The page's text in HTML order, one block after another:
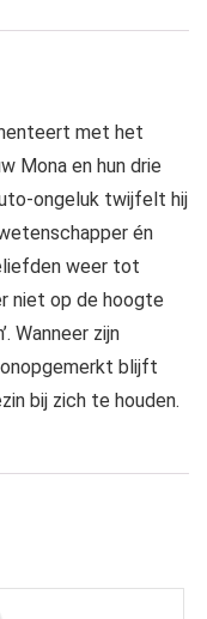
met het
Mona en hun drie
ongeluk twijfelt hij
én
weer tot
niet op de hoogte
Wanneer zijn
blijft
bij zich te houden.